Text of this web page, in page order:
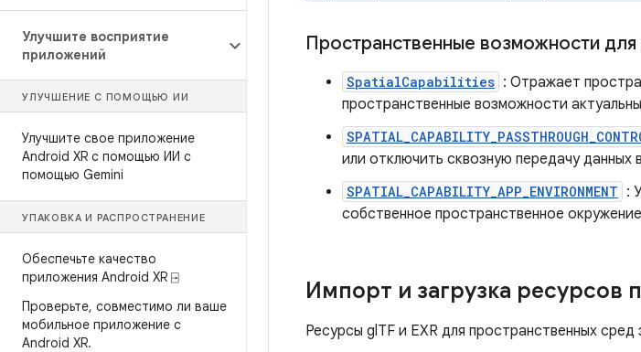
Улучшите восприятие
приложений
УЛУЧШЕНИЕ С ПОМОЩЬЮ ИИ
Улучшите свое приложение
Android XR с помощью ИИ с
помощью Gemini
УПАКОВКА И РАСПРОСТРАНЕНИЕ
Обеспечьте качество
приложения Android XR ⍈
Проверьте, совместимо ли ваше
мобильное приложение с
Android XR.
Пространственные возможности
SpatialCapabilities : Отражает
пространственные возможности
или отключить сквозную передачу
SPATIAL_CAPABILITY_APP_ENVIRONMENT :
собственное пространственное
Импорт и загрузка ресурсов
Ресурсы glTF и EXR для пространственных